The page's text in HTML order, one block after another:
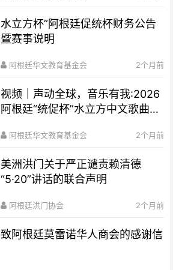
水立方杯”阿根廷促统杯财务公告
暨赛事说明
阿根廷华文教育基金会 2个月前
视频｜声动全球，音乐有我:2026
阿根廷“统促杯”水立方中文歌曲大
阿根廷华文教育基金会 2个月前
美洲洪门关于严正谴责赖清德
“5·20”讲话的联合声明
阿根廷洪门协会 2个月前
致阿根廷莫雷诺华人商会的感谢信